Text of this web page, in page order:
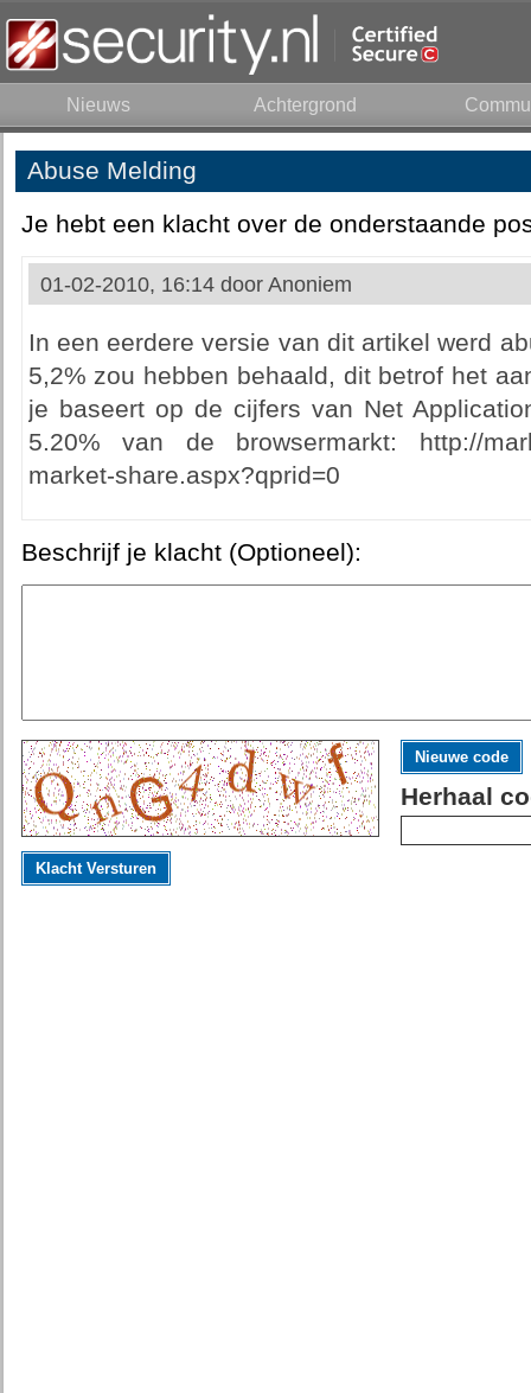
Nieuws Achtergrond
Abuse Melding
Je hebt een klacht over de onderstaande
01-02-2010, 16:14 door Anoniem
In een eerdere versie van dit artikel werd
5,2% zou hebben behaald, dit betrof het
je baseert op de cijfers van Net
5.20% van de browsermarkt: http://
market-share.aspx?qprid=0
Beschrijf je klacht (Optioneel):
Nieuwe code
Herhaal
Klacht Versturen